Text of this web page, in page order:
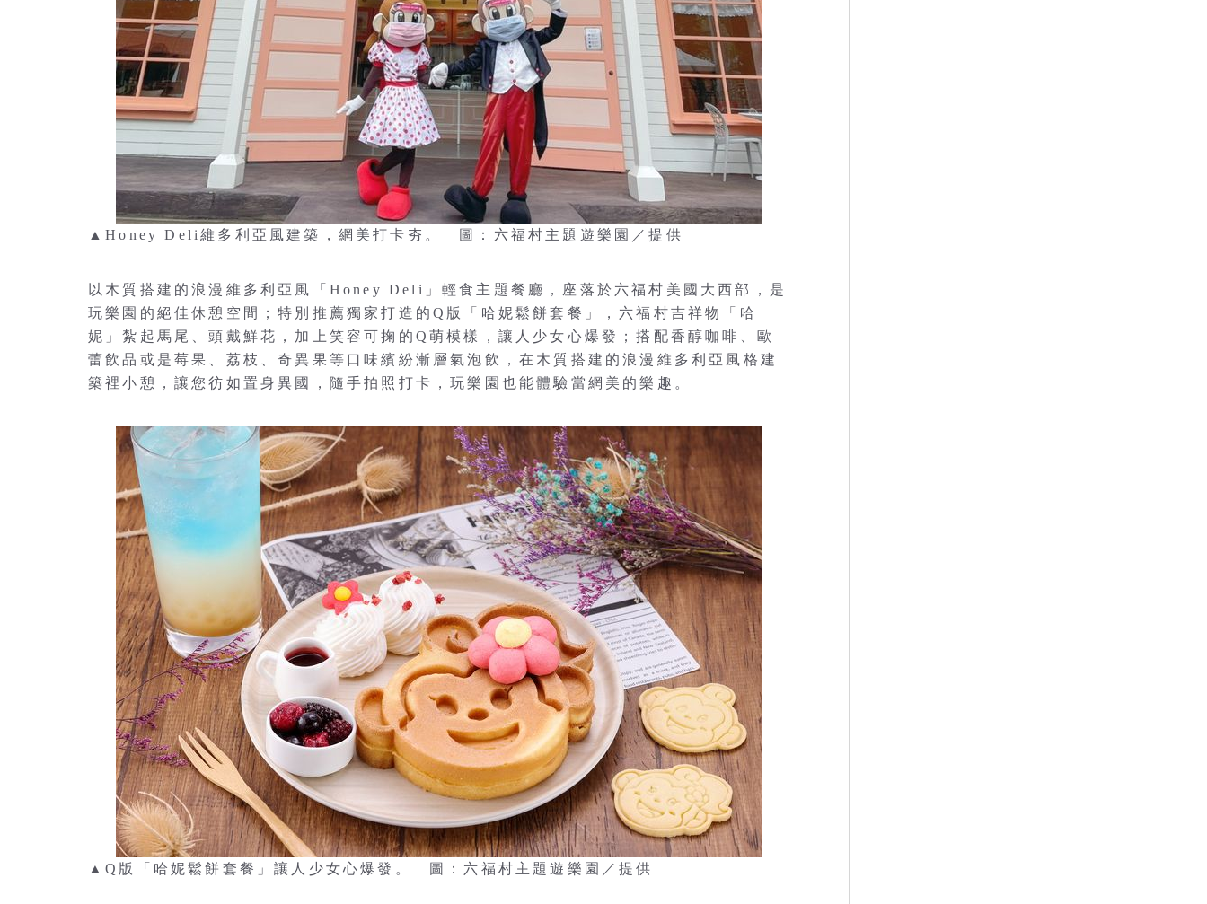
▲Honey Deli維多利亞風建築，網美打卡夯。 圖：六福村主題遊樂園／提供
以木質搭建的浪漫維多利亞風「Honey Deli」輕食主題餐廳，座落於六福村美國大西部，是
玩樂園的絕佳休憩空間；特別推薦獨家打造的Q版「哈妮鬆餅套餐」，六福村吉祥物「哈
妮」紮起馬尾、頭戴鮮花，加上笑容可掬的Q萌模樣，讓人少女心爆發；搭配香醇咖啡、歐
蕾飲品或是莓果、荔枝、奇異果等口味繽紛漸層氣泡飲，在木質搭建的浪漫維多利亞風格建
築裡小憩，讓您彷如置身異國，隨手拍照打卡，玩樂園也能體驗當網美的樂趣。
▲Q版「哈妮鬆餅套餐」讓人少女心爆發。 圖：六福村主題遊樂園／提供